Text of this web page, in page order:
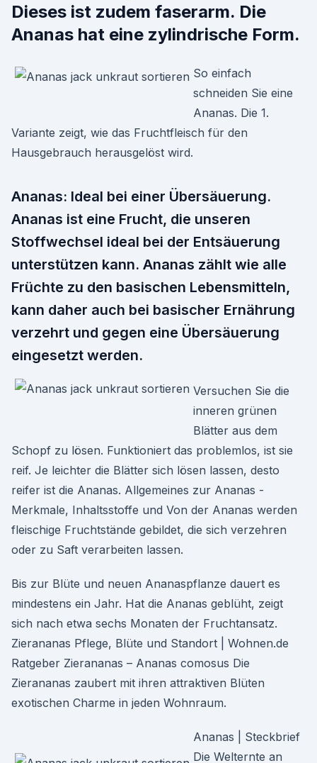
Dieses ist zudem faserarm. Die
Ananas hat eine zylindrische Form.
So einfach
schneiden Sie eine
Ananas. Die 1.
Variante zeigt, wie das Fruchtfleisch für den
Hausgebrauch herausgelöst wird.
Ananas: Ideal bei einer Übersäuerung.
Ananas ist eine Frucht, die unseren
Stoffwechsel ideal bei der Entsäuerung
unterstützen kann. Ananas zählt wie alle
Früchte zu den basischen Lebensmitteln,
kann daher auch bei basischer Ernährung
verzehrt und gegen eine Übersäuerung
eingesetzt werden.
Versuchen Sie die
inneren grünen
Blätter aus dem
Schopf zu lösen. Funktioniert das problemlos, ist sie
reif. Je leichter die Blätter sich lösen lassen, desto
reifer ist die Ananas. Allgemeines zur Ananas -
Merkmale, Inhaltsstoffe und Von der Ananas werden
fleischige Fruchtstände gebildet, die sich verzehren
oder zu Saft verarbeiten lassen.
Bis zur Blüte und neuen Ananaspflanze dauert es
mindestens ein Jahr. Hat die Ananas geblüht, zeigt
sich nach etwa sechs Monaten der Fruchtansatz.
Zierananas Pflege, Blüte und Standort | Wohnen.de
Ratgeber Zierananas – Ananas comosus Die
Zierananas zaubert mit ihren attraktiven Blüten
exotischen Charme in jeden Wohnraum.
Ananas | Steckbrief
Die Welternte an